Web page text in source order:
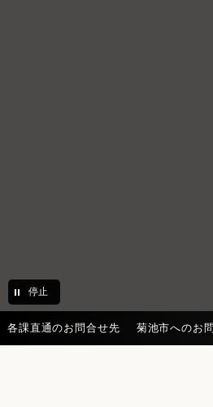
税務課 固定資産税係
債権管理課 徴収・相談係
停止
各課直通のお問合せ先 菊池市へのお